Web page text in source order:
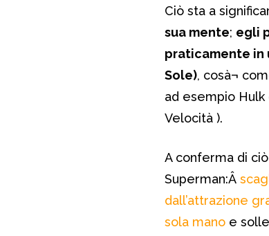
Ciò sta a
sua mente; egli
praticamente in
Sole), cosà¬
ad esempio Hulk
Velocità ).
A conferma di
Superman:Â
dall’attrazione
sola mano e